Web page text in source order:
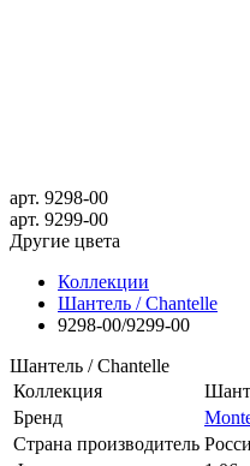
арт. 9298-00
арт. 9299-00
Другие цвета
Коллекции
Шантель / Chantelle
9298-00/9299-00
Шантель / Chantelle
Коллекция
Бренд
Страна производитель